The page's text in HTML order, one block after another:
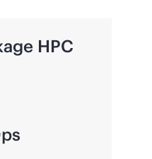
HPC